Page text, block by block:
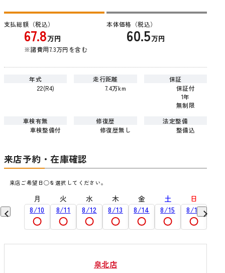
支払総額（税込）
67.8万円
※諸費用7.3万円を含む
本体価格（税込）
60.5万円
年式
22(R4)
走行距離
7.4万km
保証
保証付
1年
無制限
車検有無
車検整備付
修復歴
修復歴無し
法定整備
整備込
来店予約・在庫確認
来店ご希望日◯を選択してください。
9/6
月
8/10
火
8/11
水
8/12
木
8/13
金
8/14
土
8/15
日
8/16
泉北店